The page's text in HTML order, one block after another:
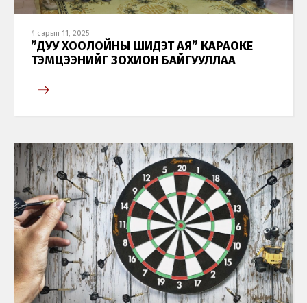
4 сарын 11, 2025
”ДУУ ХООЛОЙНЫ ШИДЭТ АЯ” КАРАОКЕ
ТЭМЦЭЭНИЙГ ЗОХИОН БАЙГУУЛЛАА